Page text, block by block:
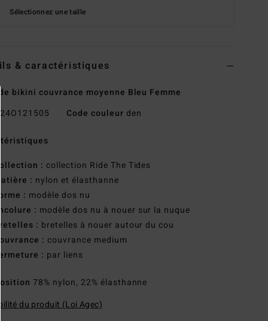
Sélectionnez une taille
& caractéristiques
de bikini couvrance moyenne Bleu Femme
24O121505 Code couleur den
Collection : collection Ride The Tides
matière : nylon et élasthanne
Forme : modèle dos nu
Encolure : modèle dos nu à nouer sur la nuque
Bretelles : bretelles à nouer autour du cou
Couvrance : couvrance medium
Fermeture : par liens
78% nylon, 22% élasthanne
du produit (Loi Agec)